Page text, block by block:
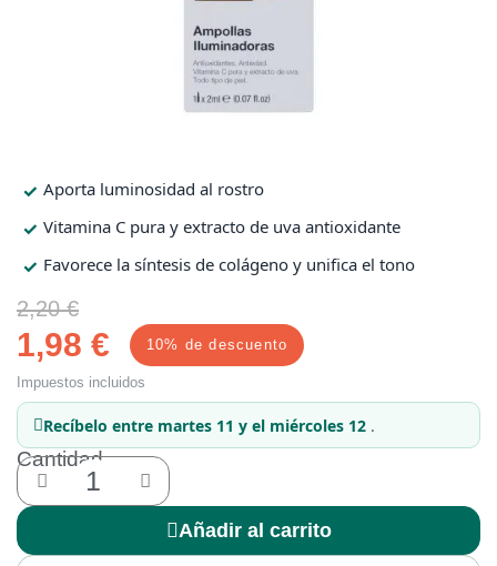
Protección solar
Óptica
Ortopedia
Salud
Protección solar
Óptica
Ortopedia
Salud
Aporta luminosidad al rostro
Vitamina C pura y extracto de uva antioxidante
Favorece la síntesis de colágeno y unifica el tono
2,20 €
1,98 € 10% de descuento
Impuestos incluidos
Recíbelo entre martes 11 y el miércoles 12 .
Cantidad
Añadir al carrito